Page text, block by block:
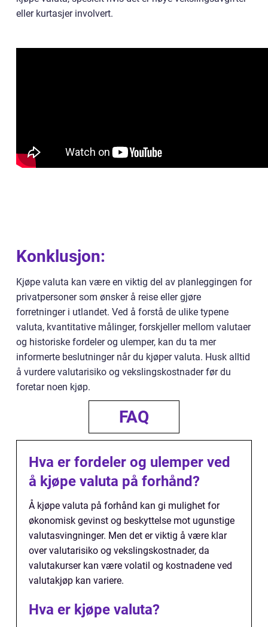
eller kurtasjer involvert.
Konklusjon:
Kjøpe valuta kan være en viktig del av planleggingen for
privatpersoner som ønsker å reise eller gjøre
forretninger i utlandet. Ved å forstå de ulike typene
valuta, kvantitative målinger, forskjeller mellom valutaer
og historiske fordeler og ulemper, kan du ta mer
informerte beslutninger når du kjøper valuta. Husk alltid
å vurdere valutarisiko og vekslingskostnader før du
foretar noen kjøp.
FAQ
Hva er fordeler og ulemper ved
å kjøpe valuta på forhånd?
Å kjøpe valuta på forhånd kan gi mulighet for
økonomisk gevinst og beskyttelse mot ugunstige
valutasvingninger. Men det er viktig å være klar
over valutarisiko og vekslingskostnader, da
valutakurser kan være volatil og kostnadene ved
valutakjøp kan variere.
Hva er kjøpe valuta?